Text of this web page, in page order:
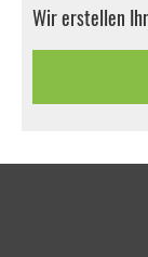
Wir erstellen